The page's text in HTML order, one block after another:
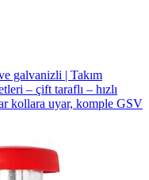
galvanizli | Takım
– çift taraflı – hızlı
kollara uyar, komple GSV